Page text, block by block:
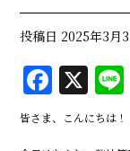
投稿日 2025年3月
F
a
c
X
皆さま、こんにちは！